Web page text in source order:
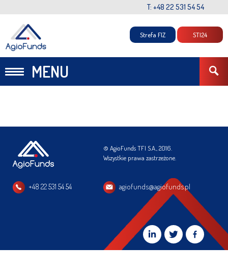
T: +48 22 531 54 54
MENU
Strefa FIZ STI24
© AgioFunds TFI S.A., 2016.
Wszystkie prawa zastrzeżone.
+48 22 531 54 54 agiofunds@agiofunds.pl